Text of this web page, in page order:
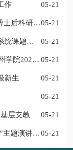
作 05-21
05-21
05-21
05-21
新生 05-21
05-21
层支教 05-21
05-21